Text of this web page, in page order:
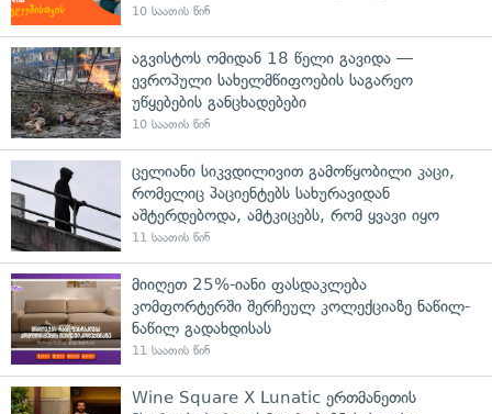
10 საათის წინ
აგვისტოს ომიდან 18 წელი გავიდა —
ევროპული სახელმწიფოების საგარეო
უწყებების განცხადებები
10 საათის წინ
ცელიანი სიკვდილივით გამოწყობილი კაცი,
რომელიც პაციენტებს სახურავიდან
აშტერდებოდა, ამტკიცებს, რომ ყვავი იყო
11 საათის წინ
მიიღეთ 25%-იანი ფასდაკლება
კომფორტერში შერჩეულ კოლექციაზე ნაწილ-
ნაწილ გადახდისას
11 საათის წინ
Wine Square X Lunatic ერთმანეთის